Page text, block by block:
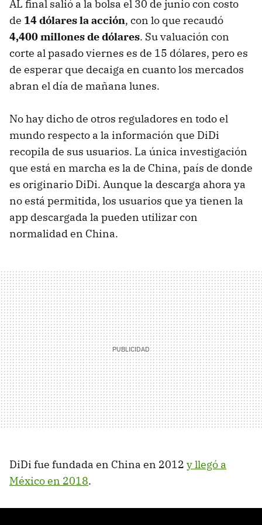
AL final salió a la bolsa el 30 de junio con costo
de 14 dólares la acción, con lo que recaudó
4,400 millones de dólares. Su valuación con
corte al pasado viernes es de 15 dólares, pero es
de esperar que decaiga en cuanto los mercados
abran el día de mañana lunes.
No hay dicho de otros reguladores en todo el
mundo respecto a la información que DiDi
recopila de sus usuarios. La única investigación
que está en marcha es la de China, país de donde
es originario DiDi. Aunque la descarga ahora ya
no está permitida, los usuarios que ya tienen la
app descargada la pueden utilizar con
normalidad en China.
DiDi fue fundada en China en 2012 y llegó a
México en 2018.